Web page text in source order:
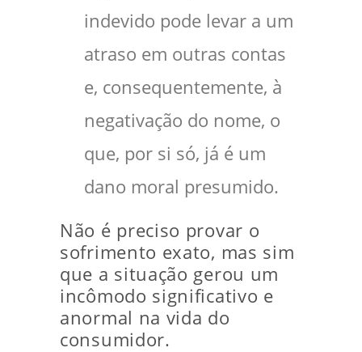
indevido pode levar a um
atraso em outras contas
e, consequentemente, à
negativação do nome, o
que, por si só, já é um
dano moral presumido.
Não é preciso provar o
sofrimento exato, mas sim
que a situação gerou um
incômodo significativo e
anormal na vida do
consumidor.